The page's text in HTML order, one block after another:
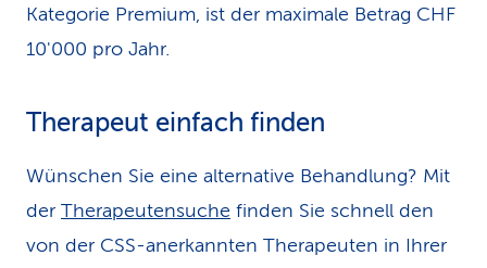
Kategorie Premium, ist der maximale Betrag CHF
10'000 pro Jahr.
Therapeut einfach finden
Wünschen Sie eine alternative Behandlung? Mit
der Therapeutensuche finden Sie schnell den
von der CSS-anerkannten Therapeuten in Ihrer